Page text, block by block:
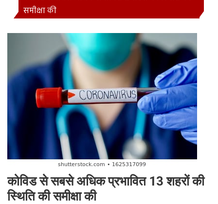
समीक्षा की
कोविड से सबसे अधिक प्रभावित 13 शहरों की
स्थिति की समीक्षा की